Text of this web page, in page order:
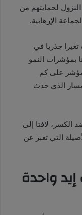
لحمايتهم من
الإرهابية.
يونيو حققت تغيرا جذريا في
بمؤشرات النمو
على كم
الذي حدث
الكسر، لافتا إلى
التي تعبر عن
واحدة